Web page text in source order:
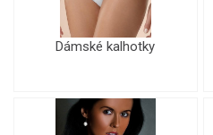
Dámské kalhotky